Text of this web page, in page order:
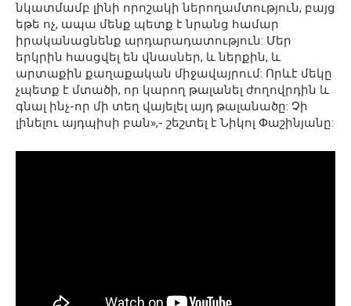
նկատմամբ լինի որոշակի ներողամտություն, բայց
եթե ոչ, ապա մենք պետք է նրանց համար
իրականացնենք արդարադատություն: Մեր
երկրին հասցվել են վնասներ, և ներքին, և
արտաքին քաղաքական միջավայրում: Որևէ մեկը
չպետք է մտածի, որ կարող թալանել ժողովրդին և
գնալ ինչ-որ մի տեղ վայելել այդ թալանածը: Չի
լինելու այդպիսի բան»,- շեշտել է Նիկոլ Փաշինյանը: